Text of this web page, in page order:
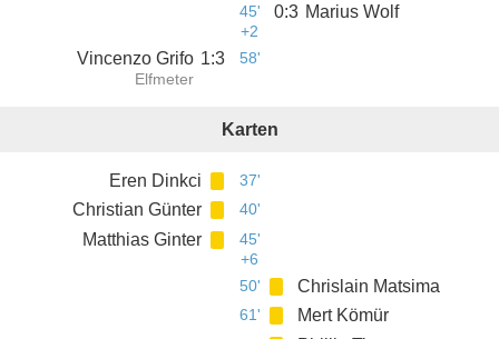
45'
+2
0:3 Marius Wolf
Vincenzo Grifo
Elfmeter
1:3 58'
Karten
Eren Dinkci 37'
Christian Günter 40'
Matthias Ginter
45'
+6
50'
Chrislain Matsima
61' Mert Kömür